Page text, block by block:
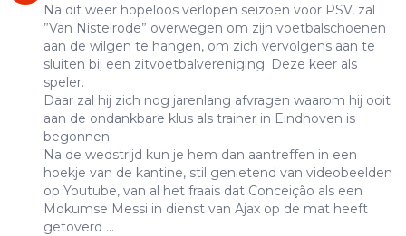
Na dit weer hopeloos verlopen seizoen voor PSV, zal
”Van Nistelrode” overwegen om zijn voetbalschoenen
aan de wilgen te hangen, om zich vervolgens aan te
sluiten bij een zitvoetbalvereniging. Deze keer als
speler.
Daar zal hij zich nog jarenlang afvragen waarom hij ooit
aan de ondankbare klus als trainer in Eindhoven is
begonnen.
Na de wedstrijd kun je hem dan aantreffen in een
hoekje van de kantine, stil genietend van videobeelden
op Youtube, van al het fraais dat Conceição als een
Mokumse Messi in dienst van Ajax op de mat heeft
getoverd ...